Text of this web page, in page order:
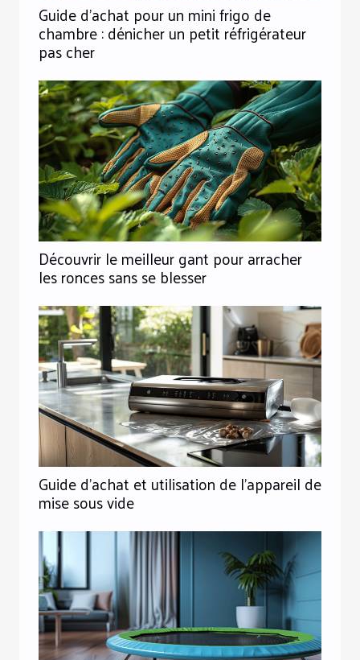
Guide d'achat pour un mini frigo de
chambre : dénicher un petit réfrigérateur
pas cher
Découvrir le meilleur gant pour arracher
les ronces sans se blesser
Guide d'achat et utilisation de l'appareil de
mise sous vide